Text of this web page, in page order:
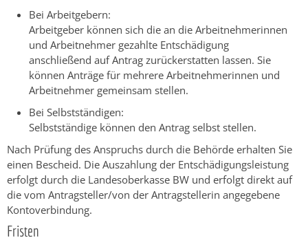
Bei Arbeitgebern:
Arbeitgeber können sich die an die Arbeitnehmerinnen
und Arbeitnehmer gezahlte Entschädigung
anschließend auf Antrag zurückerstatten lassen. Sie
können Anträge für mehrere Arbeitnehmerinnen und
Arbeitnehmer gemeinsam stellen.
Bei Selbstständigen:
Selbstständige können den Antrag selbst stellen.
Nach Prüfung des Anspruchs durch die Behörde erhalten Sie
einen Bescheid. Die Auszahlung der Entschädigungsleistung
erfolgt durch die Landesoberkasse BW und erfolgt direkt auf
die vom Antragsteller/von der Antragstellerin angegebene
Kontoverbindung.
Fristen